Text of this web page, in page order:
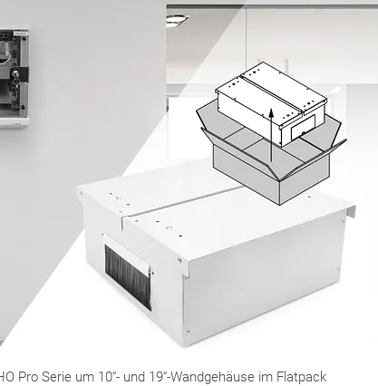
Pro Serie um 10“- und 19“-Wandgehäuse im Flatpack